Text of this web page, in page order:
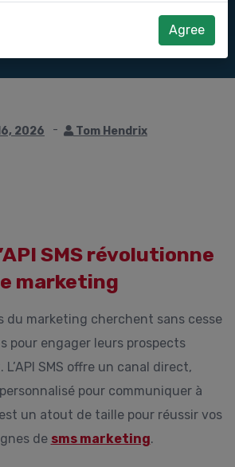
2026 Tom Hendrix
SMS révolutionne
marketing
du marketing cherchent sans cesse
pour engager leurs prospects
SMS offre un canal direct,
pour communiquer à
un atout de taille pour réussir vos
de sms marketing.
Agree